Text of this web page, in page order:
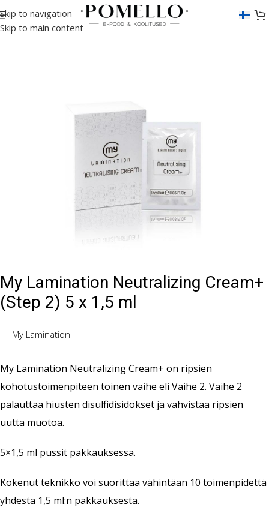
Skip to navigation
Skip to main content
Etusivu /Ripset/Lash Lift Emulsiot
My Lamination Neutralizing Cream+
(Step 2) 5 x 1,5 ml
My Lamination
My Lamination Neutralizing Cream+ on ripsien
kohotustoimenpiteen toinen vaihe eli Vaihe 2. Vaihe 2
palauttaa hiusten disulfidisidokset ja vahvistaa ripsien
uutta muotoa.
5×1,5 ml pussit pakkauksessa.
Kokenut teknikko voi suorittaa vähintään 10 toimenpidettä
yhdestä 1,5 ml:n pakkauksesta.